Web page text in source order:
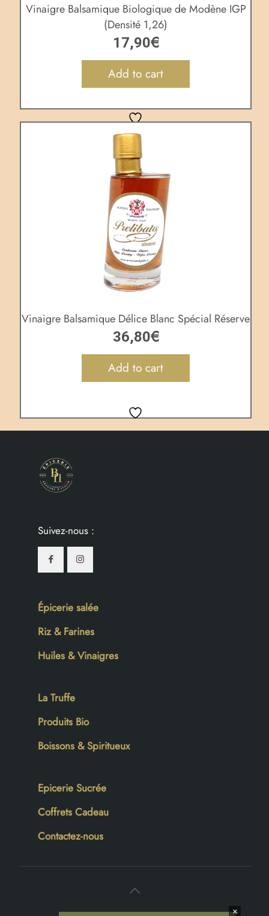
Vinaigre Balsamique Biologique de Modène IGP
(Densité 1,26)
17,90€
Add to cart
Vinaigre Balsamique Délice Blanc Spécial Réserve
36,80€
Add to cart
Suivez-nous :
Épicerie salée
Riz & Farines
Huiles & Vinaigres
La Truffe
Produits Bio
Boissons & Spiritueux
Epicerie Sucrée
Coffrets Cadeau
Contactez-nous